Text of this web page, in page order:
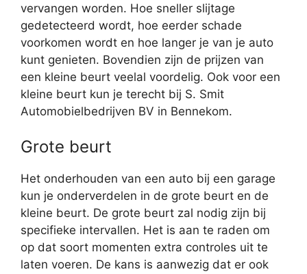
vervangen worden. Hoe sneller slijtage
gedetecteerd wordt, hoe eerder schade
voorkomen wordt en hoe langer je van je auto
kunt genieten. Bovendien zijn de prijzen van
een kleine beurt veelal voordelig. Ook voor een
kleine beurt kun je terecht bij S. Smit
Automobielbedrijven BV in Bennekom.
Grote beurt
Het onderhouden van een auto bij een garage
kun je onderverdelen in de grote beurt en de
kleine beurt. De grote beurt zal nodig zijn bij
specifieke intervallen. Het is aan te raden om
op dat soort momenten extra controles uit te
laten voeren. De kans is aanwezig dat er ook